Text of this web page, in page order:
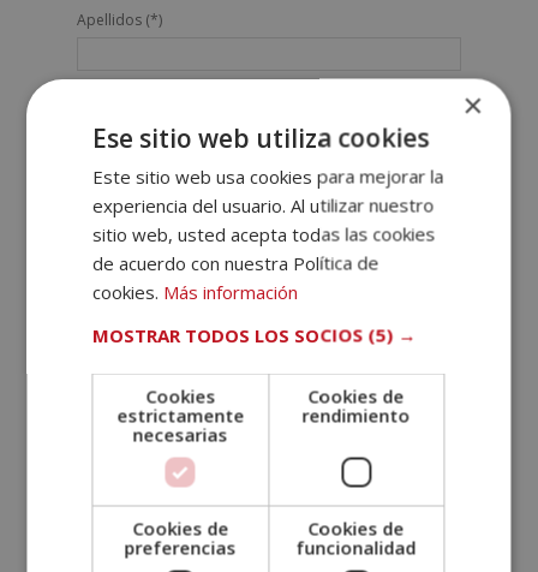
Apellidos (*)
Tu correo electrónico (*)
Indícanos en qué curso estás interesado (*)
Mensaje
×
Ese sitio web utiliza cookies
Este sitio web usa cookies para mejorar la
experiencia del usuario. Al utilizar nuestro
sitio web, usted acepta todas las cookies
de acuerdo con nuestra Política de
cookies. Más información
MOSTRAR TODOS LOS SOCIOS (5) →
Cookies
estrictamente
necesarias
Cookies de
rendimiento
Cookies de
preferencias
Cookies de
funcionalidad